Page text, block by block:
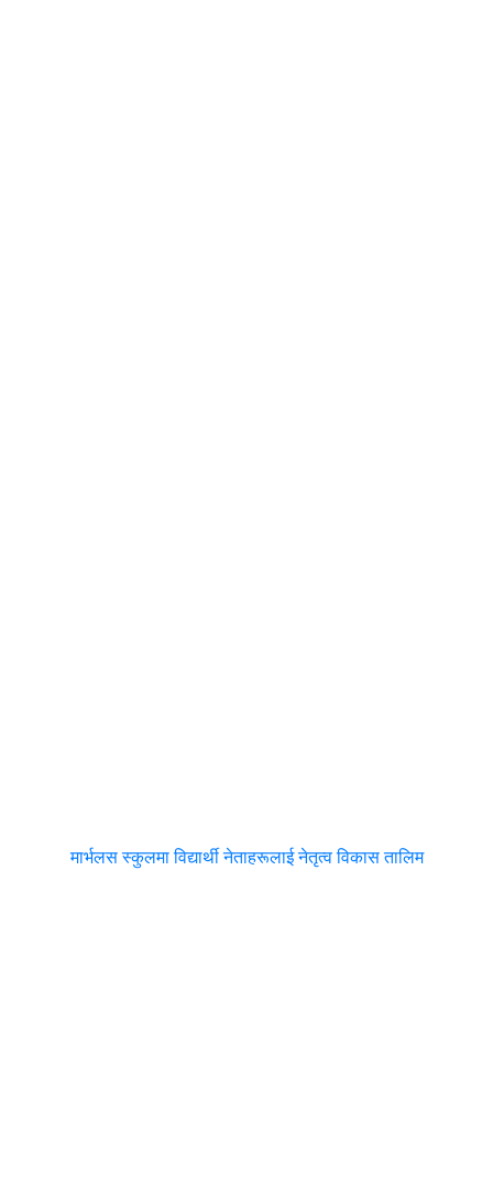
मार्भलस स्कुलमा विद्यार्थी नेताहरूलाई नेतृत्व विकास तालिम